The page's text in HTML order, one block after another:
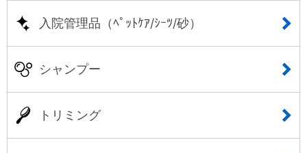
入院管理品（ﾍﾟｯﾄｹｱ/ｼｰﾂ/砂）
シャンプー
トリミング